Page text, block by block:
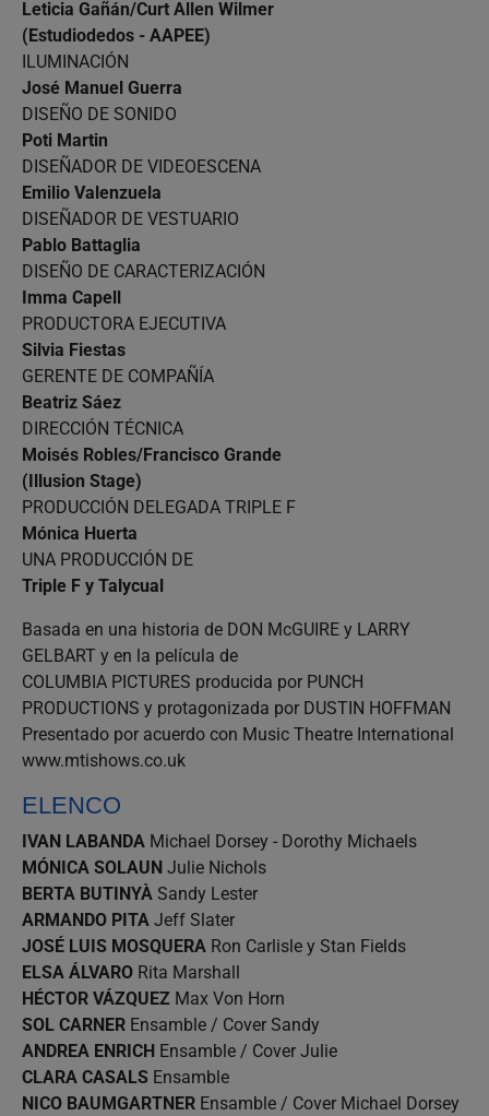
Leticia Gañán/Curt Allen Wilmer
(Estudiodedos - AAPEE)
ILUMINACIÓN
José Manuel Guerra
DISEÑO DE SONIDO
Poti Martin
DISEÑADOR DE VIDEOESCENA
Emilio Valenzuela
DISEÑADOR DE VESTUARIO
Pablo Battaglia
DISEÑO DE CARACTERIZACIÓN
Imma Capell
PRODUCTORA EJECUTIVA
Silvia Fiestas
GERENTE DE COMPAÑÍA
Beatriz Sáez
DIRECCIÓN TÉCNICA
Moisés Robles/Francisco Grande
(Illusion Stage)
PRODUCCIÓN DELEGADA TRIPLE F
Mónica Huerta
UNA PRODUCCIÓN DE
Triple F y Talycual
Basada en una historia de DON McGUIRE y LARRY
GELBART y en la película de
COLUMBIA PICTURES producida por PUNCH
PRODUCTIONS y protagonizada por DUSTIN HOFFMAN
Presentado por acuerdo con Music Theatre International
www.mtishows.co.uk
ELENCO
IVAN LABANDA Michael Dorsey - Dorothy Michaels
MÓNICA SOLAUN Julie Nichols
BERTA BUTINYÀ Sandy Lester
ARMANDO PITA Jeff Slater
JOSÉ LUIS MOSQUERA Ron Carlisle y Stan Fields
ELSA ÁLVARO Rita Marshall
HÉCTOR VÁZQUEZ Max Von Horn
SOL CARNER Ensamble / Cover Sandy
ANDREA ENRICH Ensamble / Cover Julie
CLARA CASALS Ensamble
NICO BAUMGARTNER Ensamble / Cover Michael Dorsey